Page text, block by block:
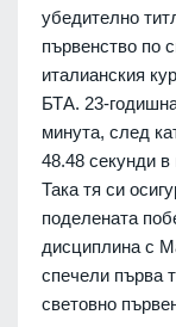
убедително
първенство по
италианския
БТА. 23-
минута, след
48.48 секунди
Така тя си
поделената
дисциплина с
спечели първа
световно